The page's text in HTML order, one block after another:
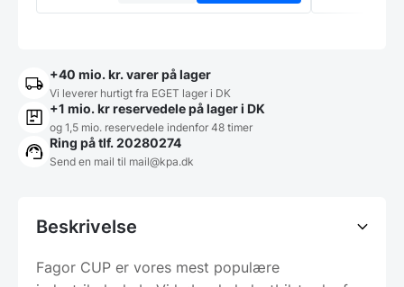
+40 mio. kr. varer på lager
Vi leverer hurtigt fra EGET lager i DK
+1 mio. kr reservedele på lager i DK
og 1,5 mio. reservedele indenfor 48 timer
Ring på tlf. 20280274
Send en mail til mail@kpa.dk
Beskrivelse
Fagor CUP er vores mest populære